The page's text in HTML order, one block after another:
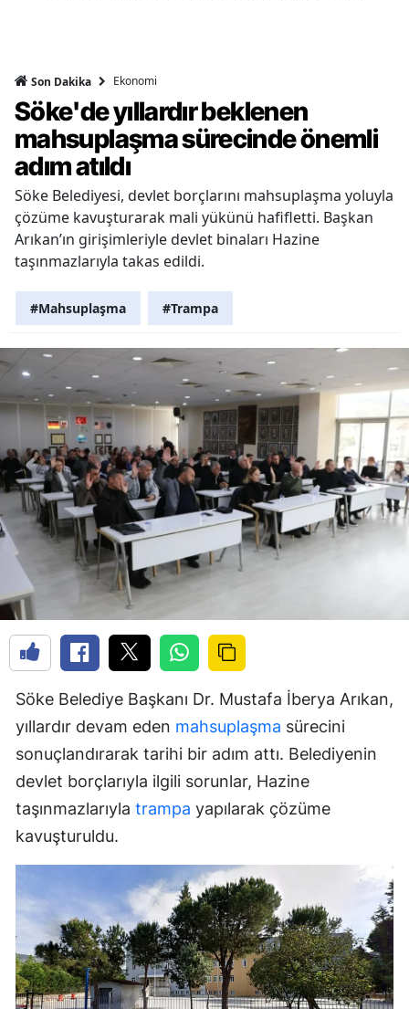
Son Dakika Ekonomi
Söke'de yıllardır beklenen
mahsuplaşma sürecinde önemli
adım atıldı
Söke Belediyesi, devlet borçlarını mahsuplaşma yoluyla
çözüme kavuşturarak mali yükünü hafifletti. Başkan
Arıkan’ın girişimleriyle devlet binaları Hazine
taşınmazlarıyla takas edildi.
#Mahsuplaşma #Trampa
Söke Belediye Başkanı Dr. Mustafa İberya Arıkan,
yıllardır devam eden mahsuplaşma sürecini
sonuçlandırarak tarihi bir adım attı. Belediyenin
devlet borçlarıyla ilgili sorunlar, Hazine
taşınmazlarıyla trampa yapılarak çözüme
kavuşturuldu.